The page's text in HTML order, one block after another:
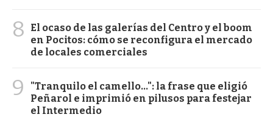
8
El ocaso de las galerías del Centro y el boom
en Pocitos: cómo se reconfigura el mercado
de locales comerciales
9
"Tranquilo el camello...": la frase que eligió
Peñarol e imprimió en pilusos para festejar
el Intermedio